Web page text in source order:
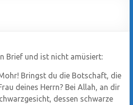
Brief und ist nicht amüsiert:
Bringst du die Botschaft, die
deines Herrn? Bei Allah, an dir
dessen schwarze